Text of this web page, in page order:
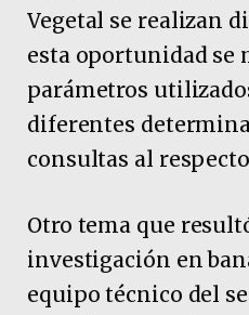
Vegetal se realizan
esta oportunidad se
parámetros
diferentes
consultas al
Otro tema que
investigación en
equipo técnico del